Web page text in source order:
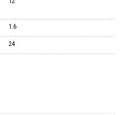
1.6
24